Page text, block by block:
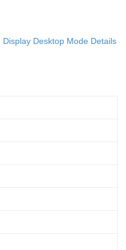
Display Desktop Mode Details